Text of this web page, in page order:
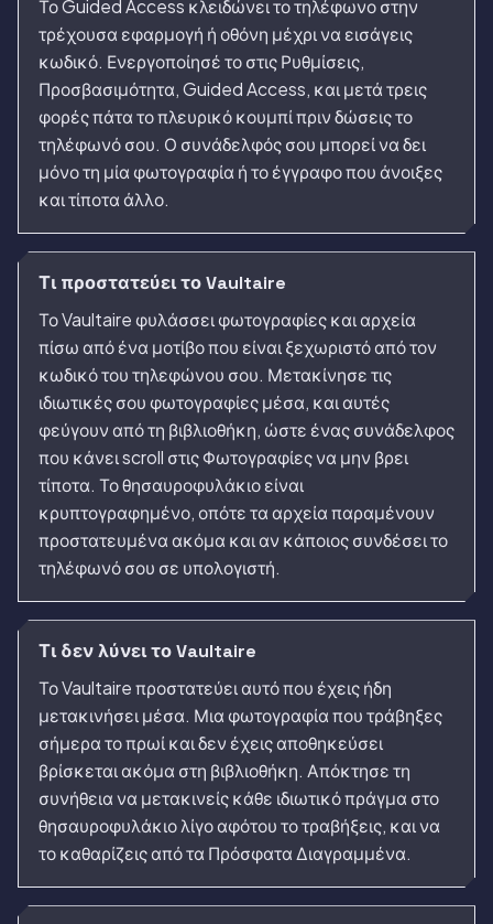
Το Guided Access κλειδώνει το τηλέφωνο στην
τρέχουσα εφαρμογή ή οθόνη μέχρι να εισάγεις
κωδικό. Ενεργοποίησέ το στις Ρυθμίσεις,
Προσβασιμότητα, Guided Access, και μετά τρεις
φορές πάτα το πλευρικό κουμπί πριν δώσεις το
τηλέφωνό σου. Ο συνάδελφός σου μπορεί να δει
μόνο τη μία φωτογραφία ή το έγγραφο που άνοιξες
και τίποτα άλλο.
Τι προστατεύει το Vaultaire
Το Vaultaire φυλάσσει φωτογραφίες και αρχεία
πίσω από ένα μοτίβο που είναι ξεχωριστό από τον
κωδικό του τηλεφώνου σου. Μετακίνησε τις
ιδιωτικές σου φωτογραφίες μέσα, και αυτές
φεύγουν από τη βιβλιοθήκη, ώστε ένας συνάδελφος
που κάνει scroll στις Φωτογραφίες να μην βρει
τίποτα. Το θησαυροφυλάκιο είναι
κρυπτογραφημένο, οπότε τα αρχεία παραμένουν
προστατευμένα ακόμα και αν κάποιος συνδέσει το
τηλέφωνό σου σε υπολογιστή.
Τι δεν λύνει το Vaultaire
Το Vaultaire προστατεύει αυτό που έχεις ήδη
μετακινήσει μέσα. Μια φωτογραφία που τράβηξες
σήμερα το πρωί και δεν έχεις αποθηκεύσει
βρίσκεται ακόμα στη βιβλιοθήκη. Απόκτησε τη
συνήθεια να μετακινείς κάθε ιδιωτικό πράγμα στο
θησαυροφυλάκιο λίγο αφότου το τραβήξεις, και να
το καθαρίζεις από τα Πρόσφατα Διαγραμμένα.